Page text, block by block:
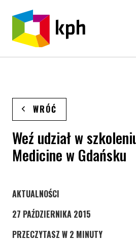
PRZEJDŹ DO TREŚCI
WRÓĆ
Weź udział w
Medicine w Gdańsku
STRONA KATEGORII WPISÓW
AKTUALNOŚCI
27 PAŹDZIERNIKA 2015
PRZECZYTASZ W 2 MINUTY